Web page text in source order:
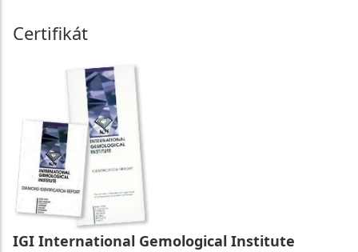
Certifikát
IGI International Gemological Institute